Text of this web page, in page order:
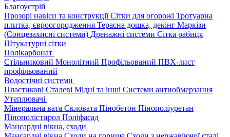
Благоустрій
Прозорі навіси та конструкціїСітки для огорожі Тротуарна
плитка, євроогородження Терасна дошка, декінг Маркізи
(Сонцезахисні системи) Дренажні системи Сітка рабиця
Штукатурні сітки
Полікарбонат
Стільниковий Монолітний Профільований ПВХ-лист
профільований
Водостічні системи
Пластикові Сталеві Мідні та інші Системи антиобмерзання
Утеплювачі
Мінеральна вата Скловата Пінобетон Пінополіуретан
Пінополістирол Поліфасад
Мансардні вікна, сходи